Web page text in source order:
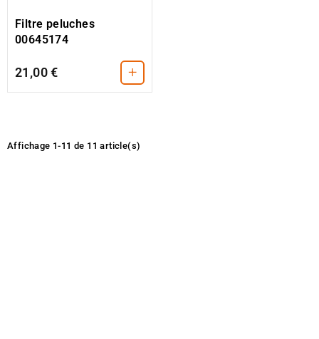
Filtre peluches
00645174
21,00 € +
Affichage 1-11 de 11 article(s)